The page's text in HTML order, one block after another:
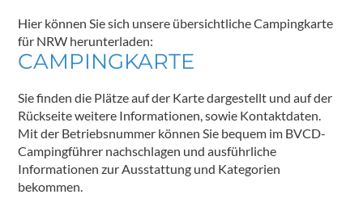
Hier können Sie sich unsere übersichtliche Campingkarte
für NRW herunterladen:
CAMPINGKARTE
Sie finden die Plätze auf der Karte dargestellt und auf der
Rückseite weitere Informationen, sowie Kontaktdaten.
Mit der Betriebsnummer können Sie bequem im BVCD-
Campingführer nachschlagen und ausführliche
Informationen zur Ausstattung und Kategorien
bekommen.